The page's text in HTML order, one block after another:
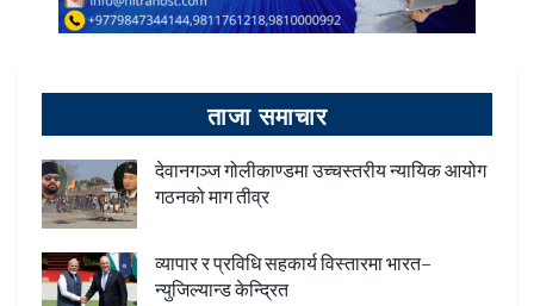
ताजा समाचार
देवानगञ्ज गोलीकाण्डमा उच्चस्तरीय न्यायिक आयोग
गठनको माग तीव्र
व्यापार र प्रविधि सहकार्य विस्तारमा भारत–
न्युजिल्यान्ड केन्द्रित